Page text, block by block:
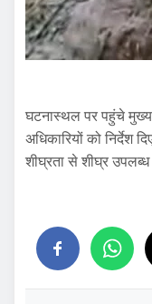
घटनास्थल पर पहुंचे मुख्य
अधिकारियों को
शीघ्रता से शीघ्र